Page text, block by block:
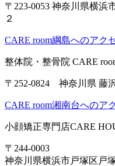
〒223-0053 神奈川県横浜
２
CARE room綱島へのアク
整体院・整骨院 CARE
〒252-0824 神奈川県 藤
CARE room湘南台へのア
小顔矯正専門店CARE
〒244-0003
神奈川県横浜市戸塚区戸